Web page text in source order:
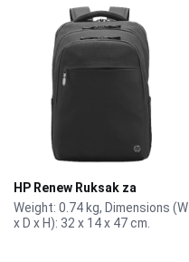
HP Renew Ruksak za
notebook 17.3" 3E2U5UT
Weight: 0.74 kg, Dimensions (W
x D x H): 32 x 14 x 47 cm.